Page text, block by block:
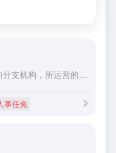
事任免